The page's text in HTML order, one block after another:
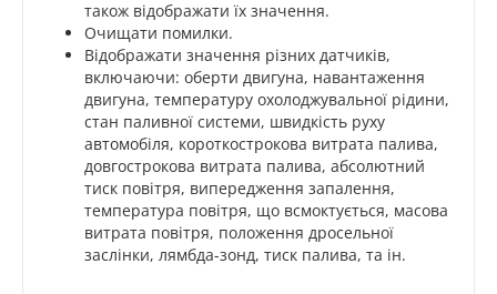
також відображати їх значення.
Очищати помилки.
Відображати значення різних датчиків,
включаючи: оберти двигуна, навантаження
двигуна, температуру охолоджувальної рідини,
стан паливної системи, швидкість руху
автомобіля, короткострокова витрата палива,
довгострокова витрата палива, абсолютний
тиск повітря, випередження запалення,
температура повітря, що всмоктується, масова
витрата повітря, положення дросельної
заслінки, лямбда-зонд, тиск палива, та ін.